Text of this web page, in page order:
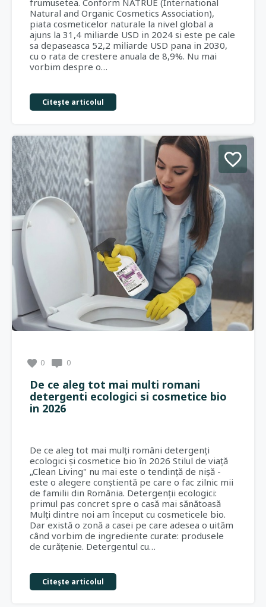
Natural and Organic Cosmetics Association),
piata cosmeticelor naturale la nivel global a
ajuns la 31,4 miliarde USD in 2024 si este pe cale
sa depaseasca 52,2 miliarde USD pana in 2030,
cu o rata de crestere anuala de 8,9%. Nu mai
vorbim despre o…
Citeşte articolul
0 0
De ce aleg tot mai multi romani
detergenti ecologici si cosmetice bio
in 2026
De ce aleg tot mai mulți români detergenți
ecologici și cosmetice bio în 2026 Stilul de viață
„Clean Living" nu mai este o tendință de nișă -
este o alegere conștientă pe care o fac zilnic mii
de familii din România. Detergenții ecologici:
primul pas concret spre o casă mai sănătoasă
Mulți dintre noi am început cu cosmeticele bio.
Dar există o zonă a casei pe care adesea o uităm
când vorbim de ingrediente curate: produsele
de curățenie. Detergentul cu…
Citeşte articolul